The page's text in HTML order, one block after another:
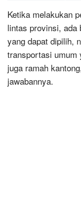
Ketika melakukan
lintas provinsi, ada
yang dapat dipilih,
transportasi umum
juga ramah
jawabannya.